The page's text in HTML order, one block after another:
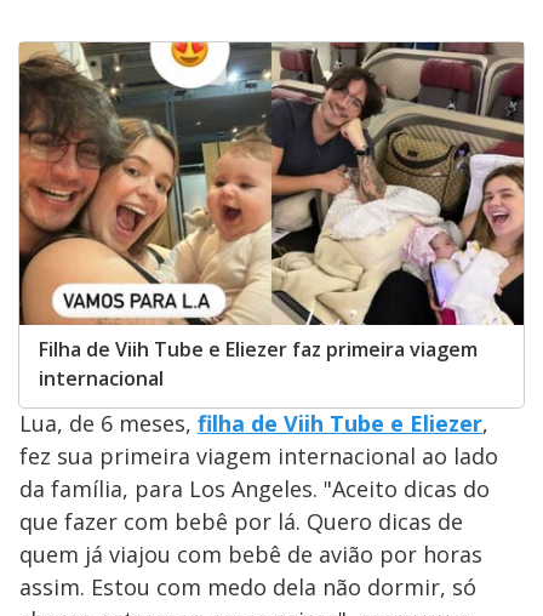
Filha de Viih Tube e Eliezer faz primeira viagem
internacional
Lua, de 6 meses, filha de Viih Tube e Eliezer,
fez sua primeira viagem internacional ao lado
da família, para Los Angeles. "Aceito dicas do
que fazer com bebê por lá. Quero dicas de
quem já viajou com bebê de avião por horas
assim. Estou com medo dela não dormir, só